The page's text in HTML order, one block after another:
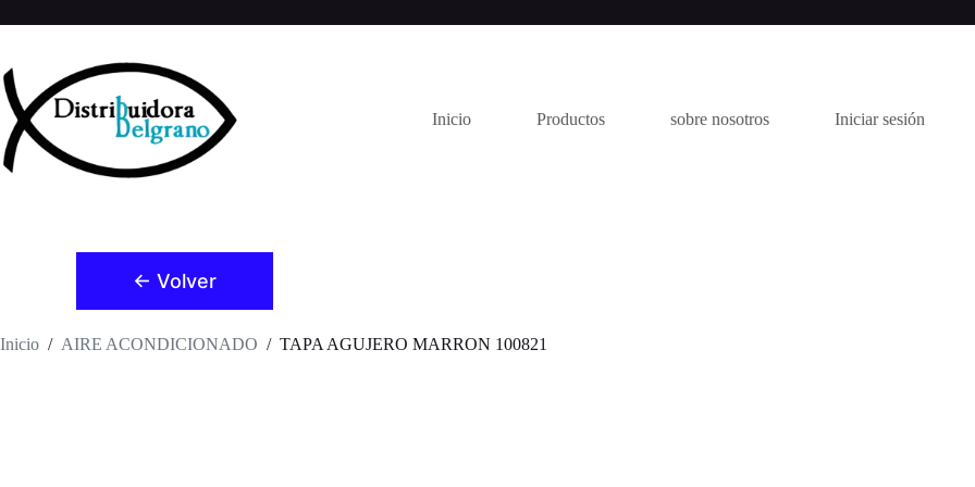
al
Inicio Productos sobre nosotros Iniciar sesión
← Volver
Inicio / AIRE ACONDICIONADO / TAPA AGUJERO MARRON 100821